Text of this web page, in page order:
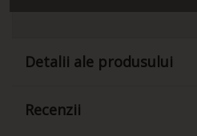
Detalii ale produsului
Recenzii